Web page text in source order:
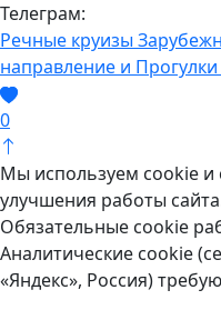
Телеграм:
Речные круизы
направление и
0
Мы используем cookie и
улучшения работы
Обязательные cookie
Аналитические cookie
«Яндекс», Россия)